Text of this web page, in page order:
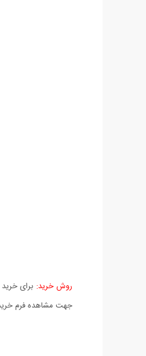
روش خرید: برای
جهت مشاهده فرم